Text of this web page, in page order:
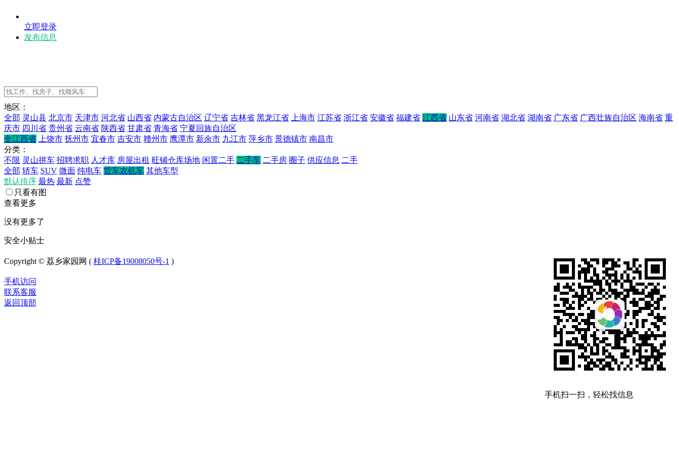
立即登录
发布信息
地区：
全部 灵山县 北京市 天津市 河北省 山西省 内蒙古自治区 辽宁省 吉林省 黑龙江省 上海市 江苏省 浙江省 安徽省 福建省 江西省 山东省 河南省 湖北省 湖南省 广东省 广西壮族自治区 海南省 重
庆市 四川省 贵州省 云南省 陕西省 甘肃省 青海省 宁夏回族自治区
全江西省
上饶市 抚州市 宜春市 吉安市 赣州市 鹰潭市 新余市 九江市 萍乡市 景德镇市 南昌市
分类：
不限 灵山拼车 招聘求职 人才库 房屋出租 旺铺仓库场地 闲置二手 二手车 二手房 圈子 供应信息 二手
全部 轿车 SUV 微面 纯电车 货车农机车 其他车型
默认排序 最热 最新 点赞
只看有图
查看更多
没有更多了
安全小贴士
手机扫一扫，轻松找信息
Copyright © 荔乡家园网 ( 桂ICP备19008050号-1 )
手机访问
联系客服
返回顶部